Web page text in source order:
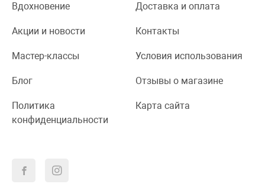
Вдохновение Доставка и оплата
Акции и новости Контакты
Мастер-классы Условия использования
Блог Отзывы о магазине
Политика
конфиденциальности
Карта сайта